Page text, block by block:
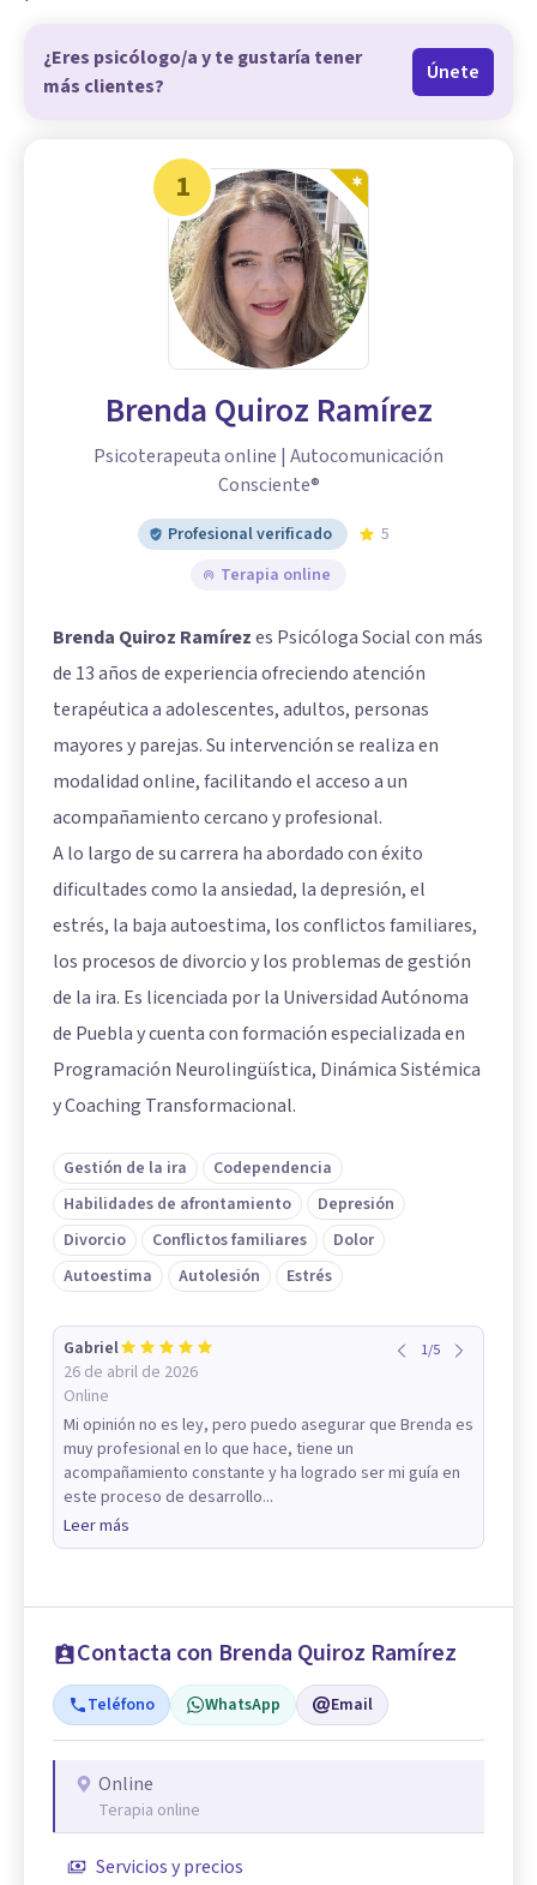
¿Eres psicólogo/a y te gustaría tener
más clientes?
Únete
1
Brenda Quiroz Ramírez
Psicoterapeuta online | Autocomunicación
Consciente®
Profesional verificado
5
Terapia online
Brenda Quiroz Ramírezes Psicóloga Social con más
de 13 años de experiencia ofreciendo atención
terapéutica a adolescentes, adultos, personas
mayores y parejas. Su intervención se realiza en
modalidad online, facilitando el acceso a un
acompañamiento cercano y profesional.
A lo largo de su carrera ha abordado con éxito
dificultades como la ansiedad, la depresión, el
estrés, la baja autoestima, los conflictos familiares,
los procesos de divorcio y los problemas de gestión
de la ira. Es licenciada por la Universidad Autónoma
de Puebla y cuenta con formación especializada en
Programación Neurolingüística, Dinámica Sistémica
y Coaching Transformacional.
Gestión de la ira
Codependencia
Habilidades de afrontamiento
Depresión
Divorcio
Conflictos familiares
Dolor
Autoestima
Autolesión Estrés
Gabriel
26 de abril de 2026
Online
1/5
Mi opinión no es ley, pero puedo asegurar que Brenda es
muy profesional en lo que hace, tiene un
acompañamiento constante y ha logrado ser mi guía en
este proceso de desarrollo...
Leer más
Contacta con Brenda Quiroz Ramírez
Teléfono WhatsApp Email
Online
Terapia online
Servicios y precios